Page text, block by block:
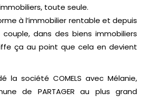
toute seule.
à l’immobilier rentable et depuis
couple, dans des biens immobiliers
ça au point que cela en devient
la société COMELS avec Mélanie,
de PARTAGER au plus grand